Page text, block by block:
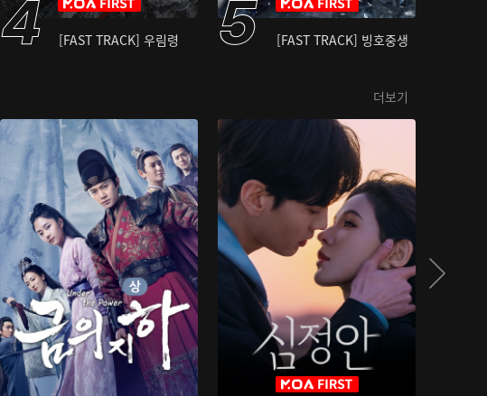
[FAST TRACK] 우림령 [FAST TRACK] 빙호중생
더보기